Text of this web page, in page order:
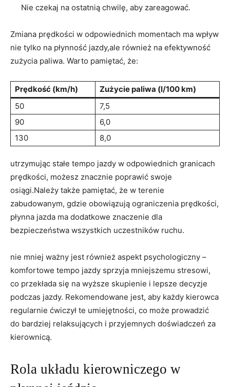
Nie czekaj na ostatnią chwilę, aby zareagować.
Zmiana prędkości w odpowiednich momentach ma wpływ
nie tylko na płynność jazdy,ale również na efektywność
zużycia paliwa. Warto pamiętać, że:
Prędkość (km/h)
Zużycie paliwa (l/100 km)
50
7,5
90
6,0
130
8,0
utrzymując stałe tempo jazdy w odpowiednich granicach
prędkości, możesz znacznie poprawić swoje
osiągi.Należy także pamiętać, że w terenie
zabudowanym, gdzie obowiązują ograniczenia prędkości,
płynna jazda ma dodatkowe znaczenie dla
bezpieczeństwa wszystkich uczestników ruchu.
nie mniej ważny jest również aspekt psychologiczny –
komfortowe tempo jazdy sprzyja mniejszemu stresowi,
co przekłada się na wyższe skupienie i lepsze decyzje
podczas jazdy. Rekomendowane jest, aby każdy kierowca
regularnie ćwiczył te umiejętności, co może prowadzić
do bardziej relaksujących i przyjemnych doświadczeń za
kierownicą.
Rola układu kierowniczego w